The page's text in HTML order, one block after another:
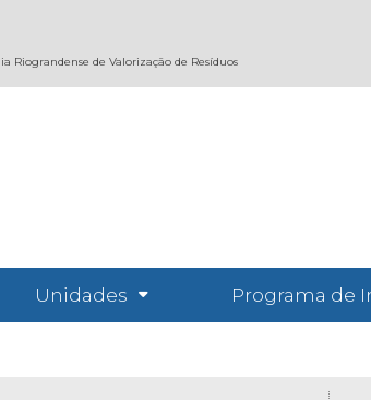
Unidades Programa de